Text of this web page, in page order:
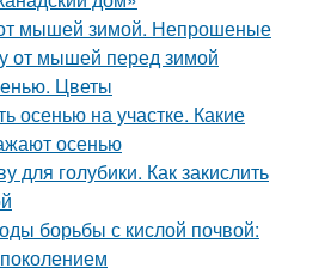
от мышей зимой. Непрошеные
от мышей перед зимой
Цветы
осенью на участке. Какие
осенью
для голубики. Как закислить
борьбы с кислой почвой: